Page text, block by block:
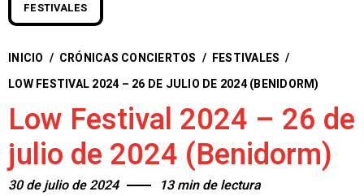
FESTIVALES
INICIO / CRÓNICAS CONCIERTOS / FESTIVALES /
LOW FESTIVAL 2024 – 26 DE JULIO DE 2024 (BENIDORM)
Low Festival 2024 – 26 de
julio de 2024 (Benidorm)
30 de julio de 2024 13 min de lectura